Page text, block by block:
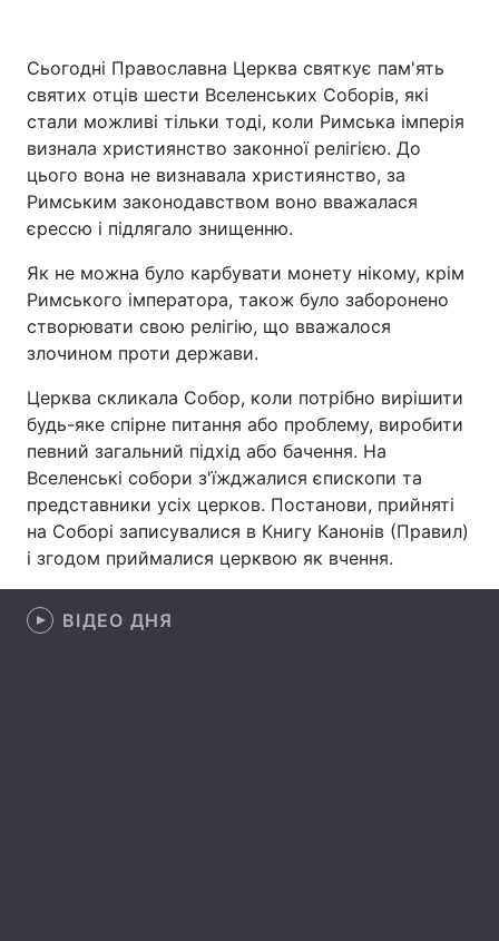
Головна Війна
Економіка Світ
Спорт
Техно і зв'язок Лайт
Зброя Інциденти
Здоров'я Туризм
Цікавинки Погода
Екологія
Сьогодні Православна Церква святкує пам'ять
святих отців шести Вселенських Соборів, які
стали можливі тільки тоді, коли Римська імперія
визнала християнство законної релігією. До
цього вона не визнавала християнство, за
Римським законодавством воно вважалася
єрессю і підлягало знищенню.
Як не можна було карбувати монету нікому, крім
Римського імператора, також було заборонено
створювати свою релігію, що вважалося
злочином проти держави.
Церква скликала Собор, коли потрібно вирішити
будь-яке спірне питання або проблему, виробити
певний загальний підхід або бачення. На
Вселенські собори з'їжджалися єпископи та
представники усіх церков. Постанови, прийняті
на Соборі записувалися в Книгу Канонів (Правил)
і згодом приймалися церквою як вчення.
ВІДЕО ДНЯ